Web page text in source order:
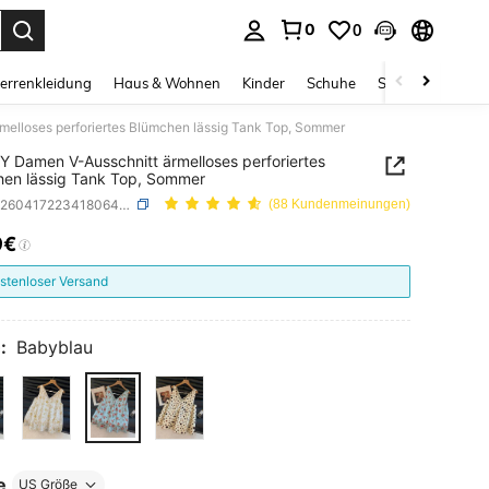
0 0
Haus & Wohnen Kinder Schuhe Schmuck &
perforiertes Blümchen lässig Tank Top, Sommer
Damen V-Ausschnitt ärmelloses perforiertes
lässig Tank Top, Sommer
SKU: sz260417223418064921852 (88 Kundenmeinungen)
AND AVAILABILITY
Versand
Babyblau
US Größe